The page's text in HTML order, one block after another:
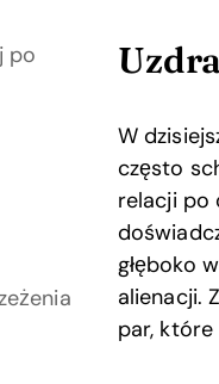
po
W
często
relacji po
głęboko
alienacji.
par, które